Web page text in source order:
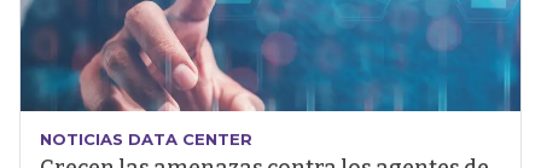
NOTICIAS DATA CENTER